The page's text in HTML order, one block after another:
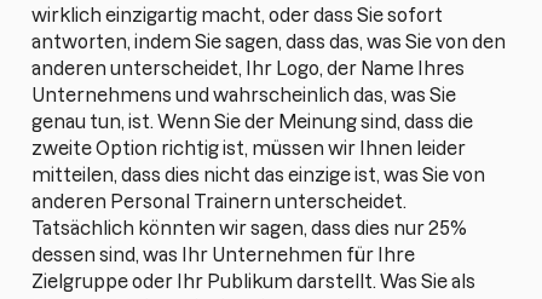
wirklich einzigartig macht, oder dass Sie sofort
antworten, indem Sie sagen, dass das, was Sie von den
anderen unterscheidet, Ihr Logo, der Name Ihres
Unternehmens und wahrscheinlich das, was Sie
genau tun, ist. Wenn Sie der Meinung sind, dass die
zweite Option richtig ist, müssen wir Ihnen leider
mitteilen, dass dies nicht das einzige ist, was Sie von
anderen Personal Trainern unterscheidet.
Tatsächlich könnten wir sagen, dass dies nur 25%
dessen sind, was Ihr Unternehmen für Ihre
Zielgruppe oder Ihr Publikum darstellt. Was Sie als